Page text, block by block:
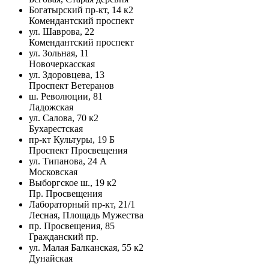
Богатырский пр-кт, 14 к2
Комендантский проспект
ул. Шаврова, 22
Комендантский проспект
ул. Зольная, 11
Новочеркасская
ул. Здоровцева, 13
Проспект Ветеранов
ш. Революции, 81
Ладожская
ул. Салова, 70 к2
Бухарестская
пр-кт Культуры, 19 Б
Проспект Просвещения
ул. Типанова, 24 А
Московская
Выборгское ш., 19 к2
Пр. Просвещения
Лабораторный пр-кт, 21/1
Лесная, Площадь Мужества
пр. Просвещения, 85
Гражданский пр.
ул. Малая Балканская, 55 к2
Дунайская